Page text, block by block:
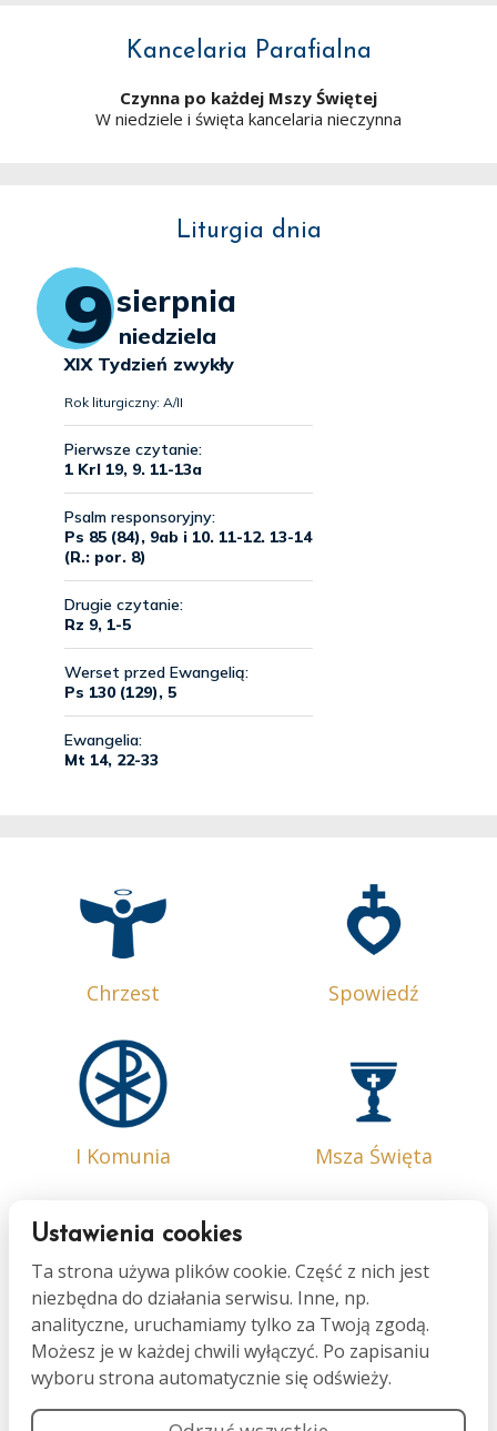
Kancelaria Parafialna
Czynna po każdej Mszy Świętej
W niedziele i święta kancelaria nieczynna
Liturgia dnia
Chrzest Spowiedź
I Komunia Msza Święta
Bierzmowanie Małżeństwo
Ustawienia cookies
Ta strona używa plików cookie. Część z nich jest
niezbędna do działania serwisu. Inne, np.
analityczne, uruchamiamy tylko za Twoją zgodą.
Możesz je w każdej chwili wyłączyć. Po zapisaniu
wyboru strona automatycznie się odświeży.